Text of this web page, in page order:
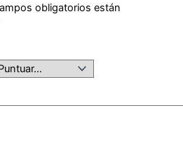
obligatorios están